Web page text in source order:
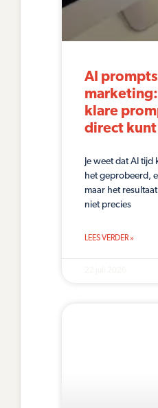
AI
klare
direct
Je weet dat AI
het geprobeerd,
maar het
niet precies
LEES VERDER »